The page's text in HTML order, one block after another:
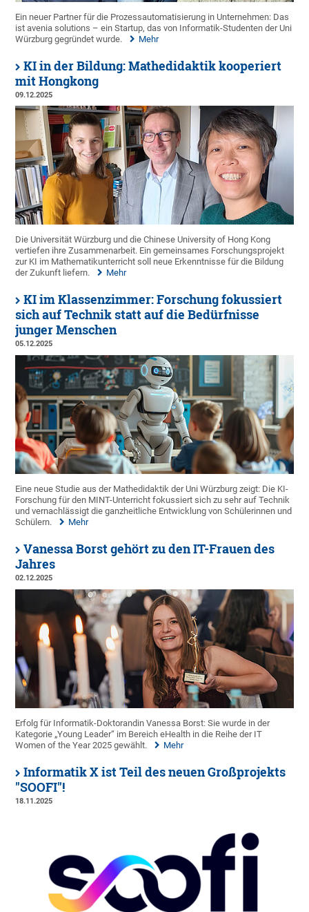
Ein neuer Partner für die Prozessautomatisierung in Unternehmen: Das
ist avenia solutions – ein Startup, das von Informatik-Studenten der Uni
Würzburg gegründet wurde.
Mehr
KI in der Bildung: Mathedidaktik kooperiert
mit Hongkong
09.12.2025
Die Universität Würzburg und die Chinese University of Hong Kong
vertiefen ihre Zusammenarbeit. Ein gemeinsames Forschungsprojekt
zur KI im Mathematikunterricht soll neue Erkenntnisse für die Bildung
der Zukunft liefern.
Mehr
KI im Klassenzimmer: Forschung fokussiert
sich auf Technik statt auf die Bedürfnisse
junger Menschen
05.12.2025
Eine neue Studie aus der Mathedidaktik der Uni Würzburg zeigt: Die KI-
Forschung für den MINT-Unterricht fokussiert sich zu sehr auf Technik
und vernachlässigt die ganzheitliche Entwicklung von Schülerinnen und
Schülern.
Mehr
Vanessa Borst gehört zu den IT-Frauen des
Jahres
02.12.2025
Erfolg für Informatik-Doktorandin Vanessa Borst: Sie wurde in der
Kategorie „Young Leader“ im Bereich eHealth in die Reihe der IT
Women of the Year 2025 gewählt.
Mehr
Informatik X ist Teil des neuen Großprojekts
"SOOFI"!
18.11.2025